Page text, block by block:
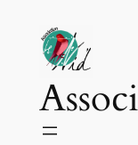
contenu